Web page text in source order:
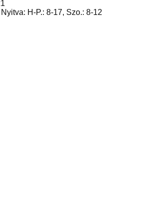
H-P.: 8-17, Szo.: 8-12